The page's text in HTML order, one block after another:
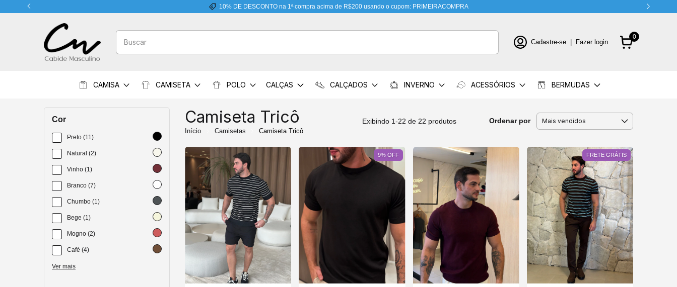
FRETE GRÁTIS PARA CENTRO-OESTE
Cadastre-se Fazer login
0
CAMISA CAMISETA POLO CALÇAS CALÇADOS INVERNO ACESSÓRIOS BERMUDAS
Cor
Preto (11)
Natural (2)
Vinho (1)
Branco (7)
Chumbo (1)
Bege (1)
Mogno (2)
Café (4)
Ver mais
Camiseta Tricô
Início Camisetas Camiseta Tricô
Exibindo 1-22 de 22 produtos Ordenar por
9% OFF FRETE GRÁTIS